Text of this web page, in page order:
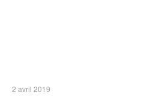
2 avril 2019